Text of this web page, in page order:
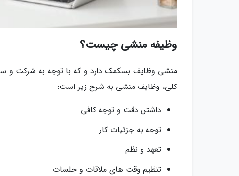
وظیفه منشی چیست؟
منشی وظایف بسکمک دارد و که با توجه به شرکت و
کلی، وظایف منشی به شرح زیر است:
داشتن دقت و توجه کافی
توجه به جزئیات کار
تعهد و نظم
تنظیم وقت های ملاقات و جلسات